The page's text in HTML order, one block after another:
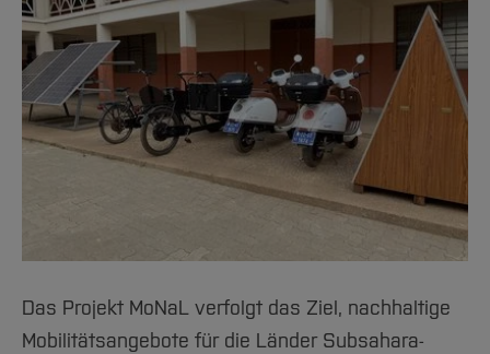
Das Projekt MoNaL verfolgt das Ziel, nachhaltige
Mobilitätsangebote für die Länder Subsahara-